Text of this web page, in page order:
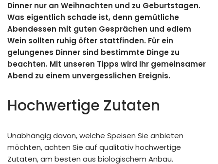
Dinner nur an Weihnachten und zu Geburtstagen.
Was eigentlich schade ist, denn gemütliche
Abendessen mit guten Gesprächen und edlem
Wein sollten ruhig öfter stattfinden. Für ein
gelungenes Dinner sind bestimmte Dinge zu
beachten. Mit unseren Tipps wird Ihr gemeinsamer
Abend zu einem unvergesslichen Ereignis.
Hochwertige Zutaten
Unabhängig davon, welche Speisen Sie anbieten
möchten, achten Sie auf qualitativ hochwertige
Zutaten, am besten aus biologischem Anbau.